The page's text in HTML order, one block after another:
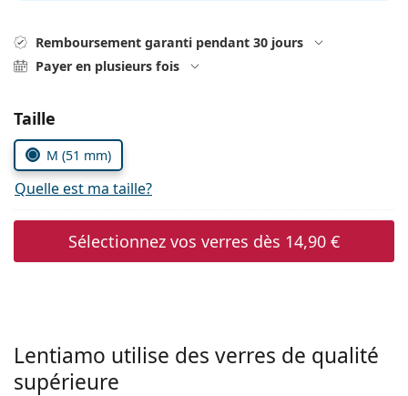
Prada
hors ligne
Remboursement garanti pendant 30 jours
Payer en plusieurs fois
Choisissez les paramètres
Taille
M (51 mm)
Quelle est ma taille?
Sélectionnez vos verres dès 14,90 €
Lentiamo utilise des verres de qualité
supérieure